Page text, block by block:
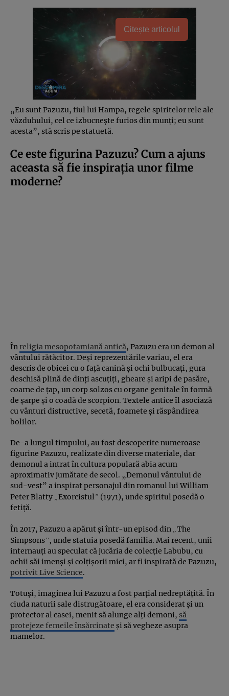
Citește articolul
„Eu sunt Pazuzu, fiul lui Hampa, regele spiritelor rele ale
văzduhului, cel ce izbucnește furios din munți; eu sunt
acesta”, stă scris pe statuetă.
Ce este figurina Pazuzu? Cum a ajuns
aceasta să fie inspirația unor filme
moderne?
Înreligia mesopotamiană antică, Pazuzu era un demon al
vântului rătăcitor. Deși reprezentările variau, el era
descris de obicei cu o față canină și ochi bulbucați, gura
deschisă plină de dinți ascuțiți, gheare și aripi de pasăre,
coarne de țap, un corp solzos cu organe genitale în formă
de șarpe și o coadă de scorpion. Textele antice îl asociază
cu vânturi distructive, secetă, foamete și răspândirea
bolilor.
De-a lungul timpului, au fost descoperite numeroase
figurine Pazuzu, realizate din diverse materiale, dar
demonul a intrat în cultura populară abia acum
aproximativ jumătate de secol. „Demonul vântului de
sud-vest” a inspirat personajul din romanul lui William
Peter Blatty
Exorcistul” (1971), unde spiritul posedă o
fetiță.
În 2017, Pazuzu a apărut și într-un episod din
The
Simpsons”, unde statuia posedă familia. Mai recent, unii
internauți au speculat că jucăria de colecție Labubu, cu
ochii săi imenși și colțișorii mici, ar fi inspirată de Pazuzu,
potrivit Live Science.
Totuși, imaginea lui Pazuzu a fost parțial nedreptățită. În
ciuda naturii sale distrugătoare, el era considerat și un
protector al casei, menit să alunge alți demoni, să
protejeze femeile însărcinate și să vegheze asupra
mamelor.